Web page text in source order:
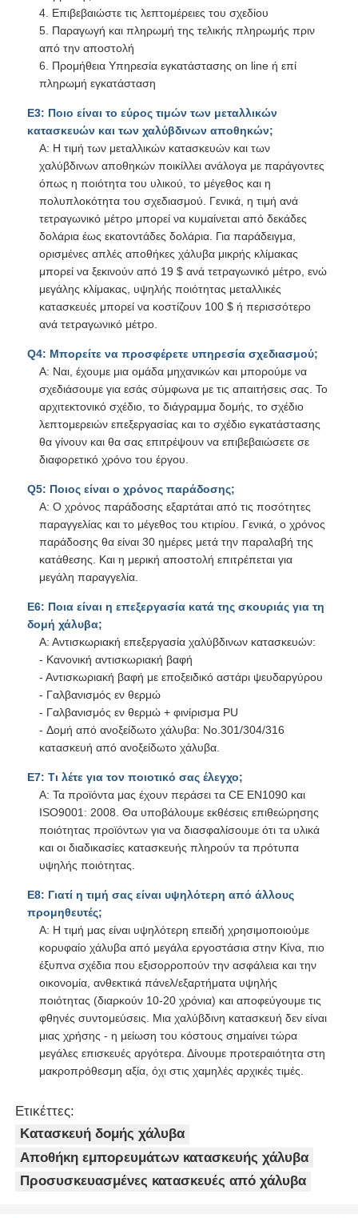
κατασκευών και των χαλύβδινων αποθηκών;
Α: Η τιμή των μεταλλικών κατασκευών και των
χαλύβδινων αποθηκών ποικίλλει ανάλογα με παράγοντες
όπως η ποιότητα του υλικού, το μέγεθος και η
πολυπλοκότητα του σχεδιασμού. Γενικά, η τιμή ανά
τετραγωνικό μέτρο μπορεί να κυμαίνεται από δεκάδες
δολάρια έως εκατοντάδες δολάρια. Για παράδειγμα,
ορισμένες απλές αποθήκες χάλυβα μικρής κλίμακας
μπορεί να ξεκινούν από 19 $ ανά τετραγωνικό μέτρο, ενώ
μεγάλης κλίμακας, υψηλής ποιότητας μεταλλικές
κατασκευές μπορεί να κοστίζουν 100 $ ή περισσότερο
ανά τετραγωνικό μέτρο.
Q4: Μπορείτε να προσφέρετε υπηρεσία σχεδιασμού;
Α: Ναι, έχουμε μια ομάδα μηχανικών και μπορούμε να
σχεδιάσουμε για εσάς σύμφωνα με τις απαιτήσεις σας. Το
αρχιτεκτονικό σχέδιο, το διάγραμμα δομής, το σχέδιο
λεπτομερειών επεξεργασίας και το σχέδιο εγκατάστασης
θα γίνουν και θα σας επιτρέψουν να επιβεβαιώσετε σε
διαφορετικό χρόνο του έργου.
Q5: Ποιος είναι ο χρόνος παράδοσης;
Α: Ο χρόνος παράδοσης εξαρτάται από τις ποσότητες
παραγγελίας και το μέγεθος του κτιρίου. Γενικά, ο χρόνος
παράδοσης θα είναι 30 ημέρες μετά την παραλαβή της
κατάθεσης. Και η μερική αποστολή επιτρέπεται για
μεγάλη παραγγελία.
δομή χάλυβα;
Α: Αντισκωριακή επεξεργασία χαλύβδινων κατασκευών:
- Κανονική αντισκωριακή βαφή
- Αντισκωριακή βαφή με εποξειδικό αστάρι ψευδαργύρου
- Γαλβανισμός εν θερμώ
- Γαλβανισμός εν θερμώ + φινίρισμα PU
- Δομή από ανοξείδωτο χάλυβα: No.301/304/316
κατασκευή από ανοξείδωτο χάλυβα.
Ε7: Τι λέτε για τον ποιοτικό σας έλεγχο;
Α: Τα προϊόντα μας έχουν περάσει τα CE EN1090 και
ISO9001: 2008. Θα υποβάλουμε εκθέσεις επιθεώρησης
ποιότητας προϊόντων για να διασφαλίσουμε ότι τα υλικά
και οι διαδικασίες κατασκευής πληρούν τα πρότυπα
υψηλής ποιότητας.
προμηθευτές;
Α: Η τιμή μας είναι υψηλότερη επειδή χρησιμοποιούμε
κορυφαίο χάλυβα από μεγάλα εργοστάσια στην Κίνα, πιο
έξυπνα σχέδια που εξισορροπούν την ασφάλεια και την
οικονομία, ανθεκτικά πάνελ/εξαρτήματα υψηλής
ποιότητας (διαρκούν 10-20 χρόνια) και αποφεύγουμε τις
φθηνές συντομεύσεις. Μια χαλύβδινη κατασκευή δεν είναι
μιας χρήσης - η μείωση του κόστους σημαίνει τώρα
μεγάλες επισκευές αργότερα. Δίνουμε προτεραιότητα στη
μακροπρόθεσμη αξία, όχι στις χαμηλές αρχικές τιμές.
Ετικέττες:
Κατασκευή δομής χάλυβα
Αποθήκη εμπορευμάτων κατασκευής χάλυβα
Προσυσκευασμένες κατασκευές από χάλυβα
Αποκτήστε την καλύτερη τιμή για
Ανακυκλώσιμο Εύκολο
συναρμολόγηση Μεταλλική